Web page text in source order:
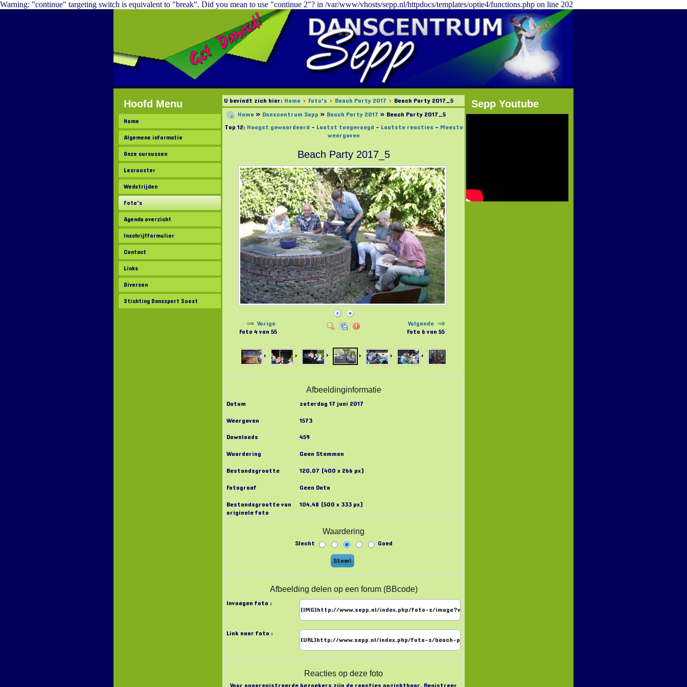
Warning: "continue" targeting switch is equivalent to "break". Did you mean to use "continue 2"? in /var/www/vhosts/sepp.nl/httpdocs/templates/optie4/functions.php on line 202
Hoofd Menu
Home
Algemene informatie
Onze cursussen
Lesrooster
Wedstrijden
Foto's
Agenda overzicht
Inschrijfformulier
Contact
Links
Diversen
Stichting Danssport Soest
U bevindt zich hier: Home Foto's Beach Party 2017
Beach Party 2017_5
Home» Danscentrum Sepp » Beach Party 2017» Beach Party 2017_5
Top 12: Hoogst gewaardeerd - Laatst toegevoegd - Laatste reacties - Meeste
weergaven
Beach Party 2017_5
Vorige
Foto 4 van 55
Volgende
Foto 6 van 55
Afbeeldinginformatie
Datum
zaterdag 17 juni 2017
Weergaven
1573
Downloads
459
Waardering
Geen Stemmen
Bestandsgrootte
120,07 (400 x 266 px)
Fotograaf
Geen Data
Bestandsgrootte van
originele foto
104,48 (500 x 333 px)
Waardering
Slecht Goed
Afbeelding delen op een forum (BBcode)
Invoegen foto :
Link naar foto :
Reacties op deze foto
Sepp Youtube